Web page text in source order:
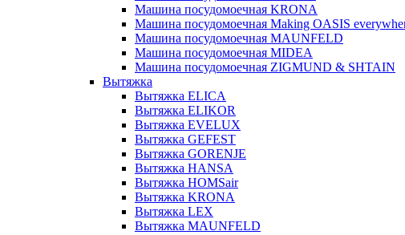
Машина посудомоечная KRONA
Машина посудомоечная Making OASIS
Машина посудомоечная MAUNFELD
Машина посудомоечная MIDEA
Машина посудомоечная ZIGMUND & SHTAIN
Вытяжка
Вытяжка ELICA
Вытяжка ELIKOR
Вытяжка EVELUX
Вытяжка GEFEST
Вытяжка GORENJE
Вытяжка HANSA
Вытяжка HOMSair
Вытяжка KRONA
Вытяжка LEX
Вытяжка MAUNFELD